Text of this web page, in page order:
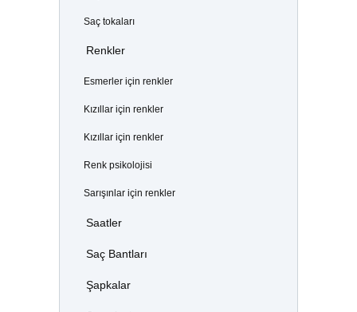
Saç tokaları
Renkler
Esmerler için renkler
Kızıllar için renkler
Kızıllar için renkler
Renk psikolojisi
Sarışınlar için renkler
Saatler
Saç Bantları
Şapkalar